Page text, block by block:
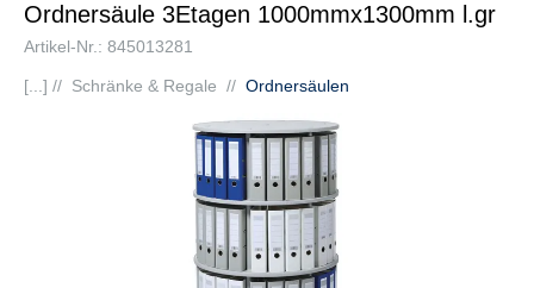
Ordnersäule 3Etagen 1000mmx1300mm l.gr
Artikel-Nr.: 845013281
[...] // Schränke & Regale // Ordnersäulen